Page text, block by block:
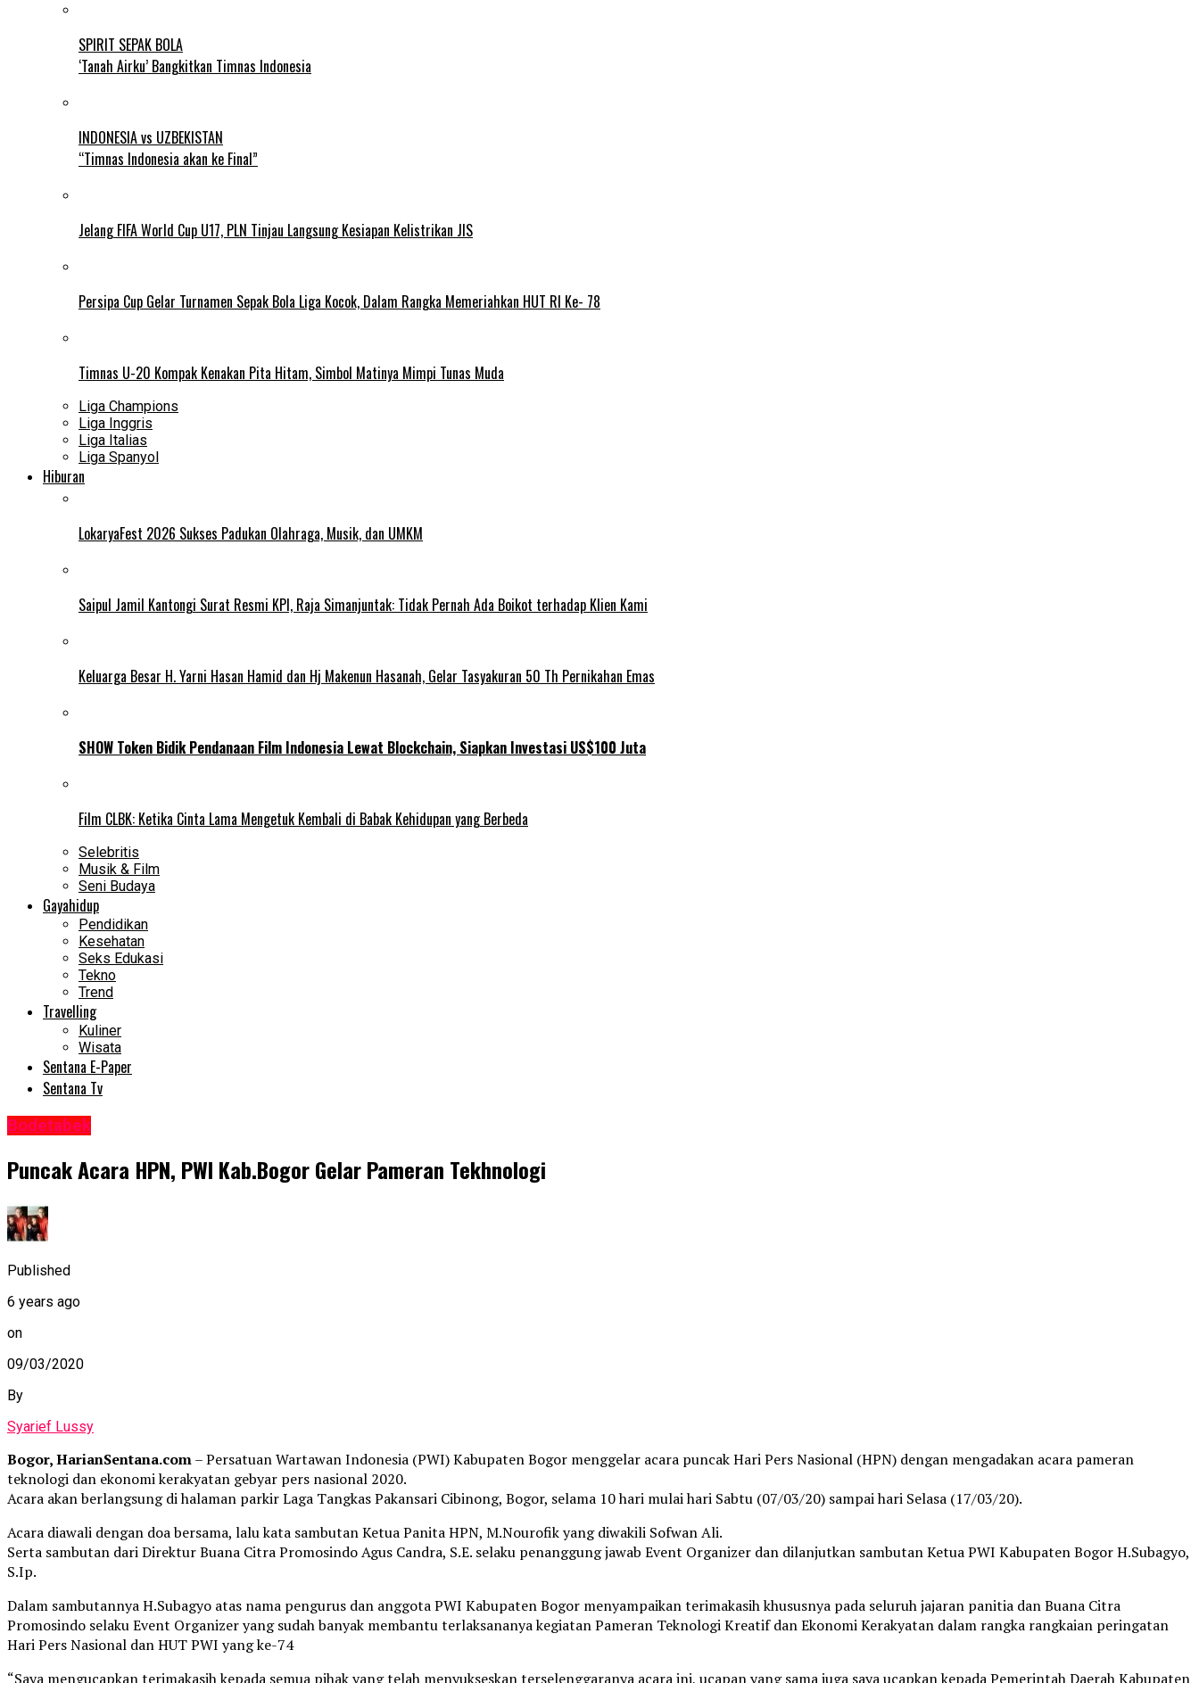
SPIRIT SEPAK BOLA
‘Tanah Airku’ Bangkitkan Timnas Indonesia
INDONESIA vs UZBEKISTAN
“Timnas Indonesia akan ke Final”
Jelang FIFA World Cup U17, PLN Tinjau Langsung Kesiapan Kelistrikan JIS
Persipa Cup Gelar Turnamen Sepak Bola Liga Kocok, Dalam Rangka Memeriahkan HUT RI Ke- 78
Timnas U-20 Kompak Kenakan Pita Hitam, Simbol Matinya Mimpi Tunas Muda
Liga Champions
Liga Inggris
Liga Italias
Liga Spanyol
Hiburan
LokaryaFest 2026 Sukses Padukan Olahraga, Musik, dan UMKM
Saipul Jamil Kantongi Surat Resmi KPI, Raja Simanjuntak: Tidak Pernah Ada Boikot terhadap Klien Kami
Keluarga Besar H. Yarni Hasan Hamid dan Hj Makenun Hasanah, Gelar Tasyakuran 50 Th Pernikahan Emas
SHOW Token Bidik Pendanaan Film Indonesia Lewat Blockchain, Siapkan Investasi US$100 Juta
Film CLBK: Ketika Cinta Lama Mengetuk Kembali di Babak Kehidupan yang Berbeda
Selebritis
Musik & Film
Seni Budaya
Gayahidup
Pendidikan
Kesehatan
Seks Edukasi
Tekno
Trend
Travelling
Kuliner
Wisata
Sentana E-Paper
Sentana Tv
Bodetabek
Puncak Acara HPN, PWI Kab.Bogor Gelar Pameran Tekhnologi
Published
6 years ago
on
09/03/2020
By
Syarief Lussy
Bogor, HarianSentana.com– Persatuan Wartawan Indonesia (PWI) Kabupaten Bogor menggelar acara puncak Hari Pers Nasional (HPN) dengan mengadakan acara pameran
teknologi dan ekonomi kerakyatan gebyar pers nasional 2020.
Acara akan berlangsung di halaman parkir Laga Tangkas Pakansari Cibinong, Bogor, selama 10 hari mulai hari Sabtu (07/03/20) sampai hari Selasa (17/03/20).
Acara diawali dengan doa bersama, lalu kata sambutan Ketua Panita HPN, M.Nourofik yang diwakili Sofwan Ali.
Serta sambutan dari Direktur Buana Citra Promosindo Agus Candra, S.E. selaku penanggung jawab Event Organizer dan dilanjutkan sambutan Ketua PWI Kabupaten Bogor H.Subagyo,
S.Ip.
Dalam sambutannya H.Subagyo atas nama pengurus dan anggota PWI Kabupaten Bogor menyampaikan terimakasih khususnya pada seluruh jajaran panitia dan Buana Citra
Promosindo selaku Event Organizer yang sudah banyak membantu terlaksananya kegiatan Pameran Teknologi Kreatif dan Ekonomi Kerakyatan dalam rangka rangkaian peringatan
Hari Pers Nasional dan HUT PWI yang ke-74
“Saya mengucapkan terimakasih kepada semua pihak yang telah menyukseskan terselenggaranya acara ini, ucapan yang sama juga saya ucapkan kepada Pemerintah Daerah Kabupaten